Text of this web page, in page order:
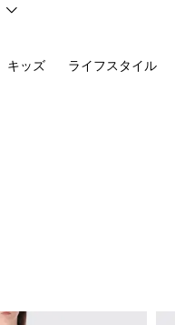
キッズ ライフスタイル